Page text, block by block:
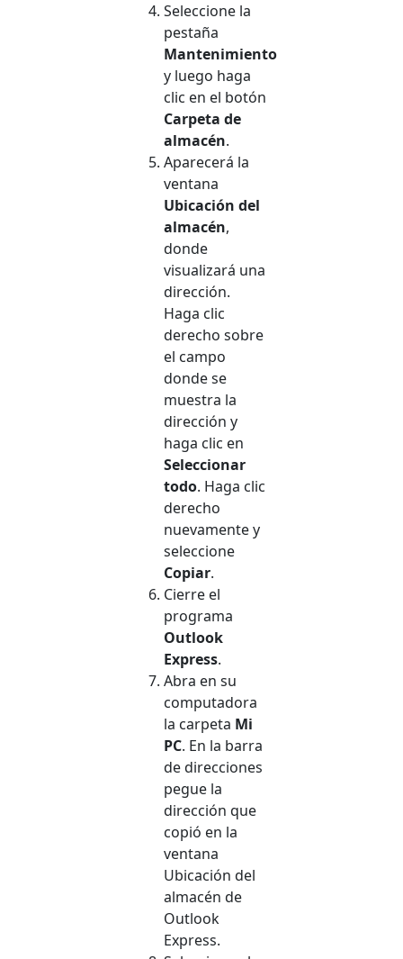
Seleccione la
pestaña
Mantenimiento
y luego haga
clic en el botón
Carpeta de
almacén.
Aparecerá la
ventana
Ubicación del
almacén,
donde
visualizará una
dirección.
Haga clic
derecho sobre
el campo
donde se
muestra la
dirección y
haga clic en
Seleccionar
todo. Haga clic
derecho
nuevamente y
seleccione
Copiar.
Cierre el
programa
Outlook
Express.
Abra en su
computadora
la carpeta Mi
PC. En la barra
de direcciones
pegue la
dirección que
copió en la
ventana
Ubicación del
almacén de
Outlook
Express.